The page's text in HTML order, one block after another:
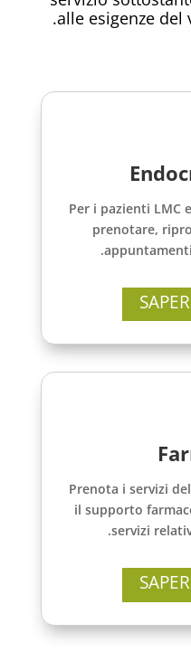
alle esigenze del
Per i pazienti LMC
prenotare,
Prenota i servizi
il supporto
servizi